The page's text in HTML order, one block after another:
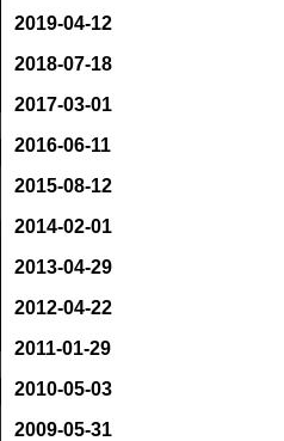
2019-04-12
2018-07-18
2017-03-01
2016-06-11
2015-08-12
2014-02-01
2013-04-29
2012-04-22
2011-01-29
2010-05-03
2009-05-31